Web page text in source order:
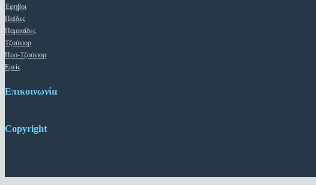
Έφηβοι
Παίδες
Παμπαίδες
Τζούνιορ
Προ-Τζούνιορ
Εμείς
Επικοινωνία
Copyright